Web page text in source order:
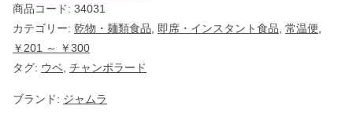
A
M
L
A
】
個
商品コード: 34031
カテゴリー: 乾物・麺類食品 即席・インスタント食品 常温便
￥201 ～ ￥300
タグ: ウベ チャンポラード
ブランド: ジャムラ